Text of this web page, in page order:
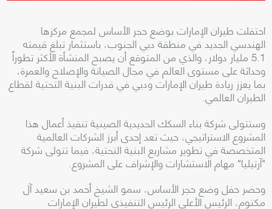
احتفلت طيران الإمارات بوضع حجر الأساس لمجمع مركزها
الهندسي الجديد في منطقة دبي الجنوب، باستثمار تبلغ قيمته
5.1 مليار دولار، والذي من المتوقع أن يصبح المنشأة الأكثر تطوراً
وحداثة على مستوى العالم في مجال الصيانة والإصلاح والعمرة،
بما يعزز ريادة طيران الإمارات ودبي في قدرات البنية التحتية لقطاع
الطيران العالمي.
وستتولى شركة بناء السكك الحديدية الصينية تنفيذ أعمال هذا
المشروع الاستراتيجي، حيث تعد إحدى أبرز الشركات العالمية
المتخصصة في تطوير مشاريع البنية التحتية، فيما تتولى شركة
"آرتيليا" مهام الاستشارات والإشراف على المشروع.
وحضر حفل وضع حجر الأساس، سمو الشيخ أحمد بن سعيد آل
مكتوم، الرئيس الأعلى الرئيس التنفيذي لطيران الإمارات